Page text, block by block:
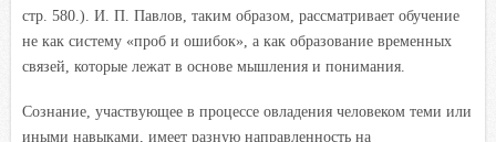
стр. 580.) И. П. Павлов, таким образом, рассматривает обучение
не как систему «проб и ошибок», а как образование временных
связей, которые лежат в основе мышления и понимания.
Сознание, участвующее в процессе овладения человеком теми или
иными навыками, имеет разную направленность на